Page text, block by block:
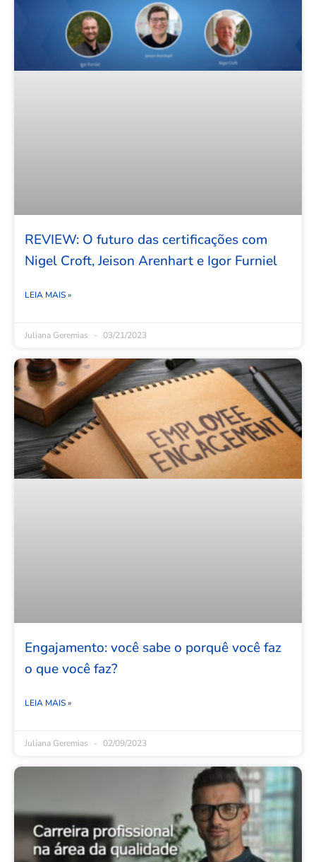
REVIEW: O futuro das certificações com
Nigel Croft, Jeison Arenhart e Igor Furniel
LEIA MAIS »
Juliana Geremias 03/21/2023
Engajamento: você sabe o porquê você faz
o que você faz?
LEIA MAIS »
Juliana Geremias 02/09/2023